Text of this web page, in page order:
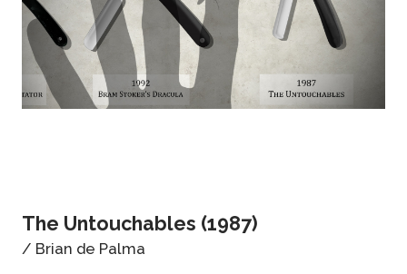
The Untouchables (1987)
/ Brian de Palma